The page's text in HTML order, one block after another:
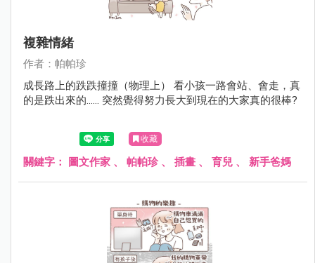
複雜情緒
作者：帕帕珍
成長路上的跌跌撞撞（物理上） 看小孩一路會站、會走，真
的是跌出來的...... 突然覺得努力長大到現在的大家真的很棒?
收藏
關鍵字： 圖文作家 、 帕帕珍、 插畫 、 育兒 、 新手爸媽